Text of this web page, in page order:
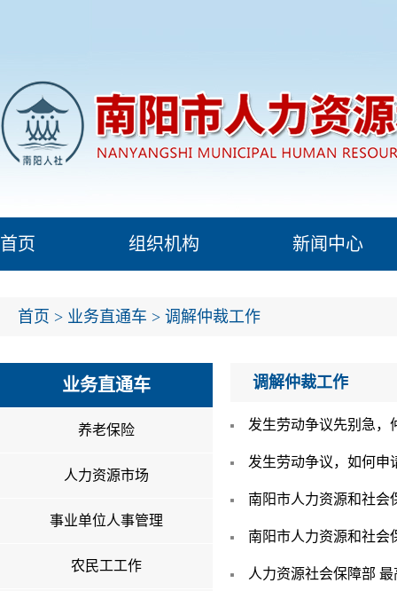
首页 组织机构 新闻中心
首页 > 业务直通车 > 调解仲裁工作
业务直通车
养老保险
人力资源市场
事业单位人事管理
农民工工作
调解仲裁工作
发生劳动争议先别急，
发生劳动争议，如何申
南阳市人力资源和社会
南阳市人力资源和社会
人力资源社会保障部